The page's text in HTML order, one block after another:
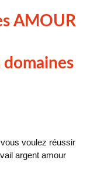
AMOUR
domaines
voulez réussir
argent amour